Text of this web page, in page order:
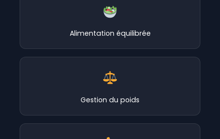
Alimentation équilibrée
Gestion du poids